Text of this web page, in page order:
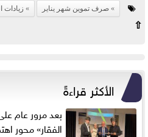
صرف تموين شهر يناير زيادات
⇧
الأكثر قراءةً
بعد مرور عام
الفقار» محور